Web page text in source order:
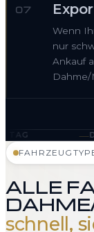
07
Wenn
nur
Ankauf
Dahme/
DIREKTE
ALLE
schnell,